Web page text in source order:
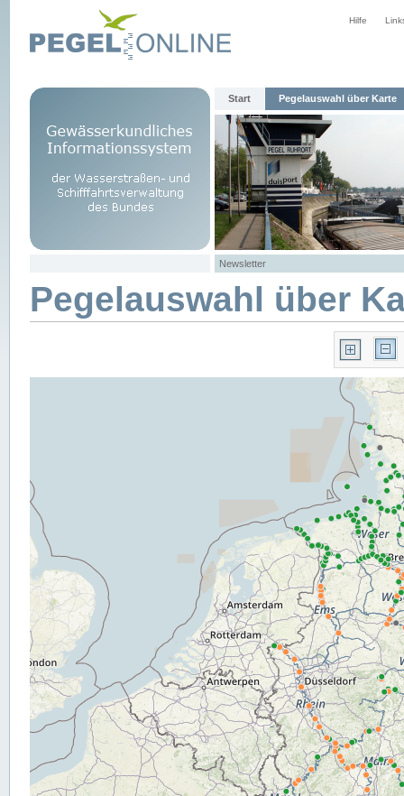
Hilfe
Start Pegelauswahl über Karte
Newsletter
Pegelauswahl über